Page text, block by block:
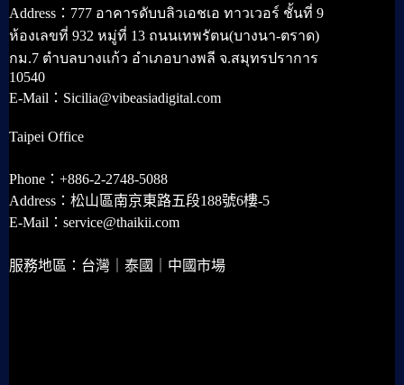
Address：777 อาคารดับบลิวเอชเอ ทาวเวอร์ ชั้นที่ 9
ห้องเลขที่ 932 หมู่ที่ 13 ถนนเทพรัตน(บางนา-ตราด)
กม.7 ตำบลบางแก้ว อำเภอบางพลี จ.สมุทรปราการ
10540
E-Mail：Sicilia@vibeasiadigital.com
Taipei Office
Phone：+886-2-2748-5088
Address：松山區南京東路五段188號6樓-5
E-Mail：service@thaikii.com
服務地區：台灣｜泰國｜中國市場